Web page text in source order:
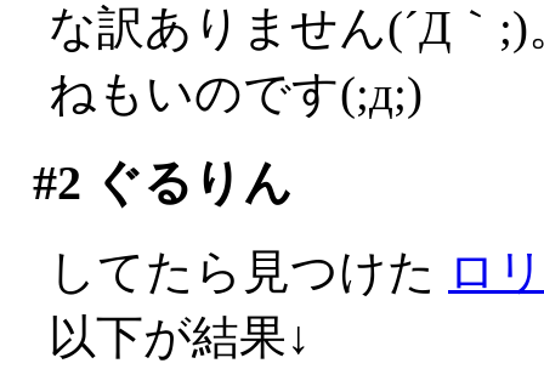
な訳ありません(´Д｀
ねもいのです(;д;)
#2 ぐるりん
してたら見つけた ロ
以下が結果↓